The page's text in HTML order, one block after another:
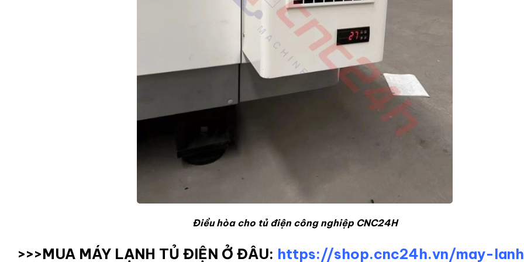
Điều hòa cho tủ điện công nghiệp CNC24H
>>>MUA MÁY LẠNH TỦ ĐIỆN Ở ĐÂU: https://shop.cnc24h.vn/may-